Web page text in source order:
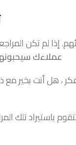
لم تكن
عملاءك
، هل أنت بخير
باستيراد تلك